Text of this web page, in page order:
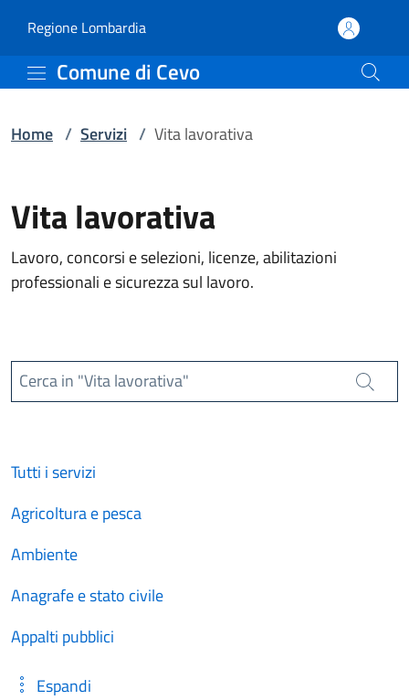
Servizi | Comune di Cevo
Regione Lombardia(apre in un'altra scheda).
Comune di Cevo
Home / Servizi / Vita lavorativa
Vita lavorativa
Lavoro, concorsi e selezioni, licenze, abilitazioni
professionali e sicurezza sul lavoro.
Cerca in "Vita lavorativa"
Cerca
Tutti i servizi
Agricoltura e pesca
Ambiente
Anagrafe e stato civile
Appalti pubblici
Espandi